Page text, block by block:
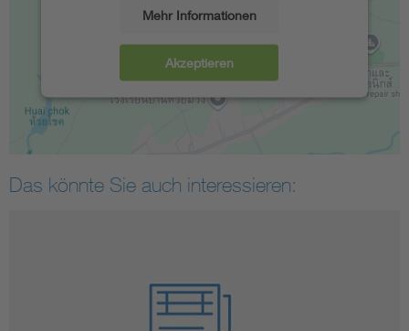
Mehr Informationen
Akzeptieren
Das könnte Sie auch interessieren: